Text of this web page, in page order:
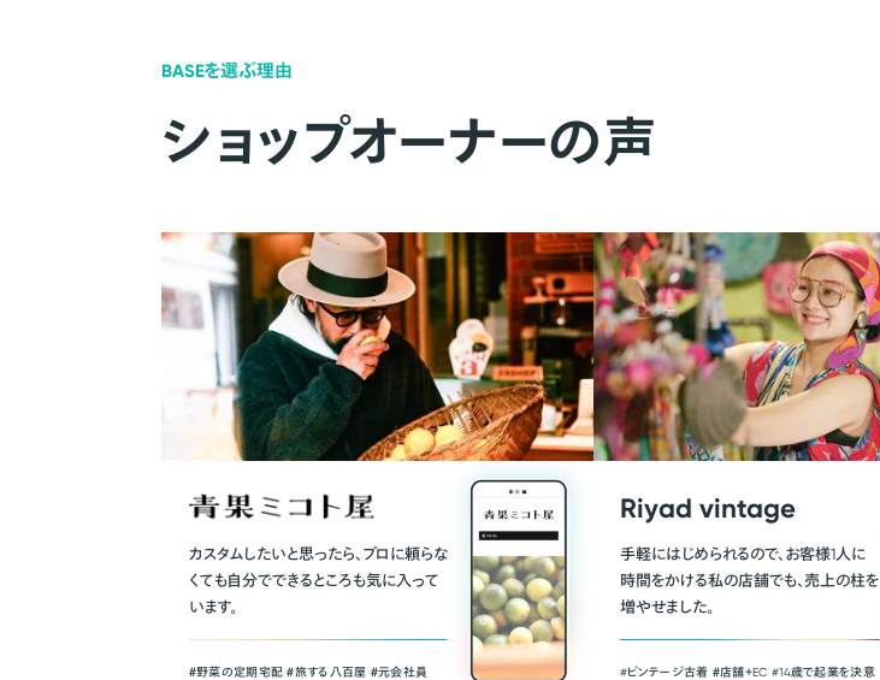
BASEを選ぶ理由
ショップオーナーの声
カスタムしたいと思ったら、プロに頼らな
くても自分でできるところも気に入って
います。
＃野菜の定期宅配 ＃旅する八百屋 ＃元会社員
Riyad vintage
手軽にはじめられるので、お客様1人に
時間をかける私の店舗でも、売上の柱を
増やせました。
#ビンテージ古着 ＃店舗＋EC #14歳で起業を決意